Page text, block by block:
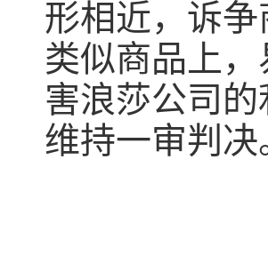
形相近，诉
类似商品上
害浪莎公司
维持一审判